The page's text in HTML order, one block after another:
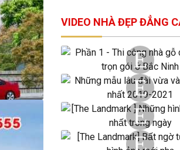
VIDEO NHÀ ĐẸP ĐẲNG